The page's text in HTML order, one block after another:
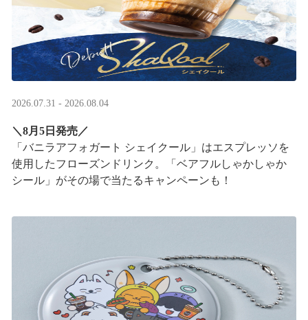
2026.07.31 - 2026.08.04
＼8月5日発売／
「バニラアフォガート シェイクール」はエスプレッソを
使用したフローズンドリンク。「ベアフルしゃかしゃか
シール」がその場で当たるキャンペーンも！